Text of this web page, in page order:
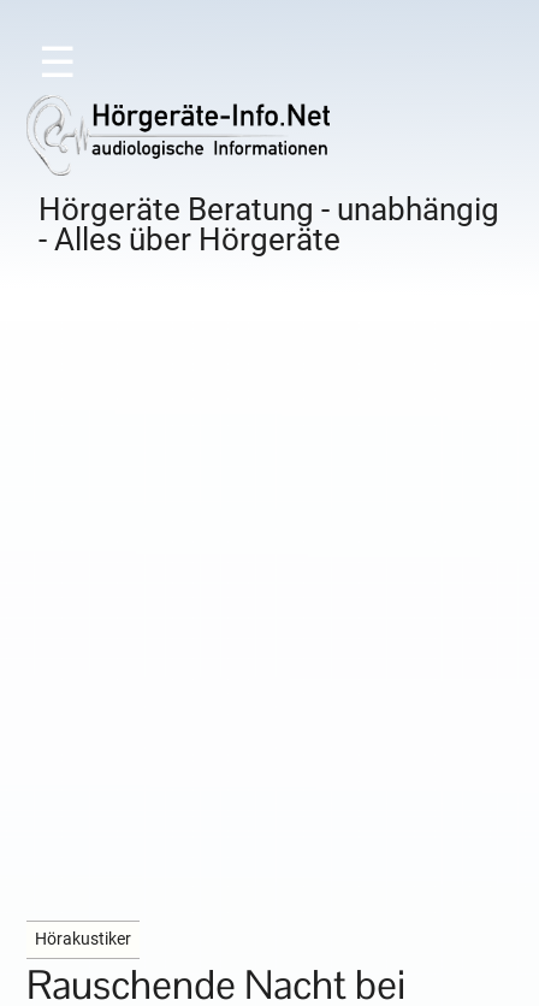
☰
Hörgeräte Beratung - unabhängig
- Alles über Hörgeräte
Hörakustiker
Rauschende Nacht bei